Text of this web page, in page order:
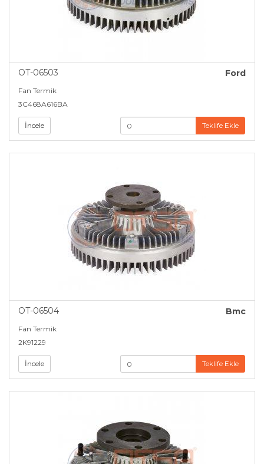
OT-06503 Ford
Fan Termik
3C468A616BA
İncele Teklife Ekle
OT-06504 Bmc
Fan Termik
2K91229
İncele Teklife Ekle